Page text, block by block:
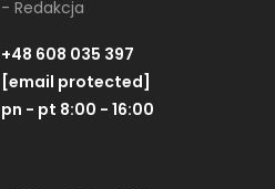
- Redakcja
+48 608 035 397
[email protected]
pn - pt 8:00 - 16:00